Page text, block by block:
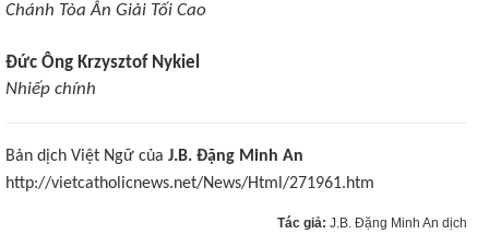
Chánh Tòa Ân Giải Tối Cao
Đức Ông Krzysztof Nykiel
Nhiếp chính
Bản dịch Việt Ngữ của J.B. Đặng Minh An
http://vietcatholicnews.net/News/Html/271961.htm
Tác giả: J.B. Đặng Minh An dịch